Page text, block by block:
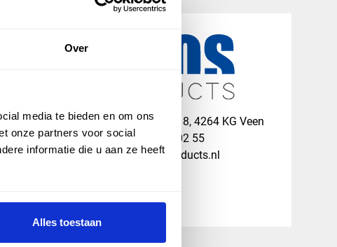
Over
media te bieden en om ons
onze partners voor social
informatie die u aan ze heeft
Alles toestaan
map Veensesteeg 8, 4264 KG Veen
phone_enabled +31 416 75 02 55
mail info@vosproducts.nl